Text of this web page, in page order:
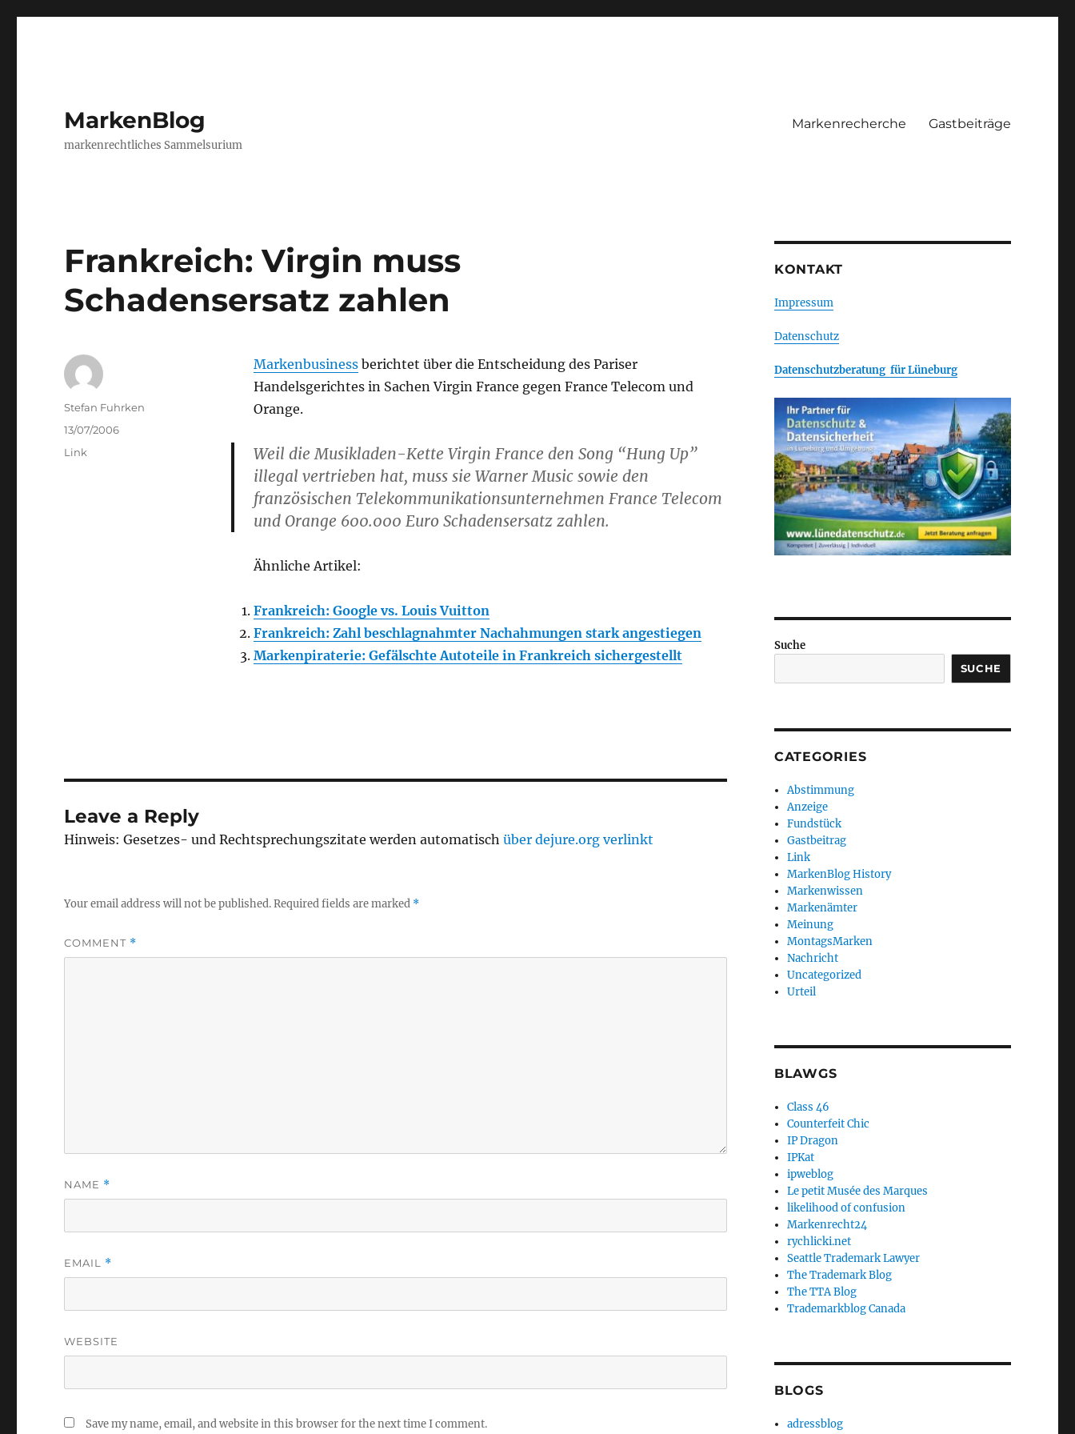
MarkenBlog
markenrechtliches Sammelsurium
Markenrecherche Gastbeiträge
Frankreich: Virgin muss
Schadensersatz zahlen
Markenbusinessberichtet über die Entscheidung des Pariser
Handelsgerichtes in Sachen Virgin France gegen France Telecom und
Orange.
Weil die Musikladen-Kette Virgin France den Song “Hung Up”
illegal vertrieben hat, muss sie Warner Music sowie den
französischen Telekommunikationsunternehmen France Telecom
und Orange 600.000 Euro Schadensersatz zahlen.
Ähnliche Artikel:
Frankreich: Google vs. Louis Vuitton
Frankreich: Zahl beschlagnahmter Nachahmungen stark angestiegen
Markenpiraterie: Gefälschte Autoteile in Frankreich sichergestellt
Author
Stefan Fuhrken
Posted
on
13/07/2006
Categories
Link
Leave a Reply
Hinweis: Gesetzes- und Rechtsprechungszitate werden automatischüber dejure.org verlinkt
Your email address will not be published.Required fields are marked *
COMMENT *
NAME *
EMAIL *
WEBSITE
Save my name, email, and website in this browser for the next time I comment.
KONTAKT
Impressum
Datenschutz
Datenschutzberatung für Lüneburg
Suche
SUCHE
CATEGORIES
Abstimmung
Anzeige
Fundstück
Gastbeitrag
Link
MarkenBlog History
Markenwissen
Markenämter
Meinung
MontagsMarken
Nachricht
Uncategorized
Urteil
BLAWGS
Class 46
Counterfeit Chic
IP Dragon
IPKat
ipweblog
Le petit Musée des Marques
likelihood of confusion
Markenrecht24
rychlicki.net
Seattle Trademark Lawyer
The Trademark Blog
The TTA Blog
Trademarkblog Canada
BLOGS
adressblog